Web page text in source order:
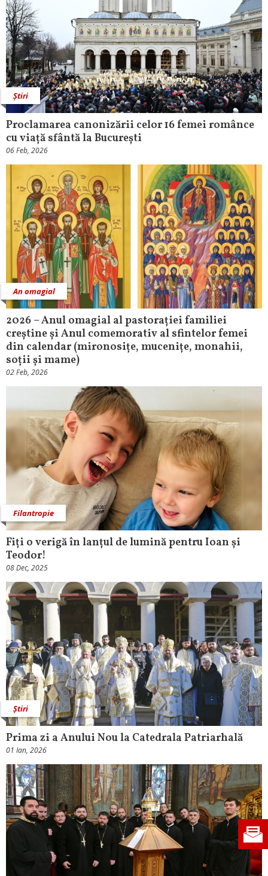
Știri
Proclamarea canonizării celor 16 femei românce
cu viață sfântă la București
06 Feb, 2026
An omagial
2026 – Anul omagial al pastorației familiei
creștine și Anul comemorativ al sfintelor femei
din calendar (mironosițe, mucenițe, monahii,
soții și mame)
02 Feb, 2026
Filantropie
Fiți o verigă în lanțul de lumină pentru Ioan și
Teodor!
08 Dec, 2025
Știri
Prima zi a Anului Nou la Catedrala Patriarhală
01 Ian, 2026